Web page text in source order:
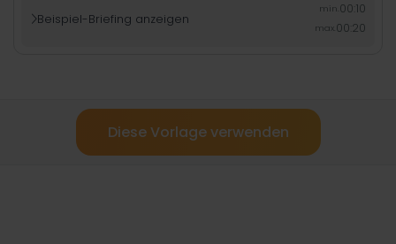
Beispiel-Briefing anzeigen
min. 00:10
max. 00:20
Diese Vorlage verwenden